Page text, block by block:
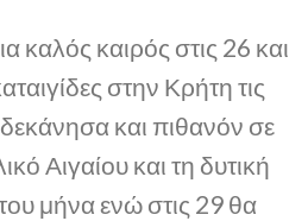
καλός καιρός στις 26 και
στην Κρήτη τις
και πιθανόν σε
Αιγαίου και τη δυτική
μήνα ενώ στις 29 θα